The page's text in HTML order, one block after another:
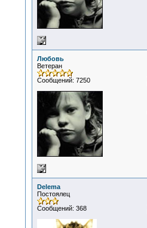
Любовь
Ветеран
Сообщений: 7250
Delema
Постоялец
Сообщений: 368